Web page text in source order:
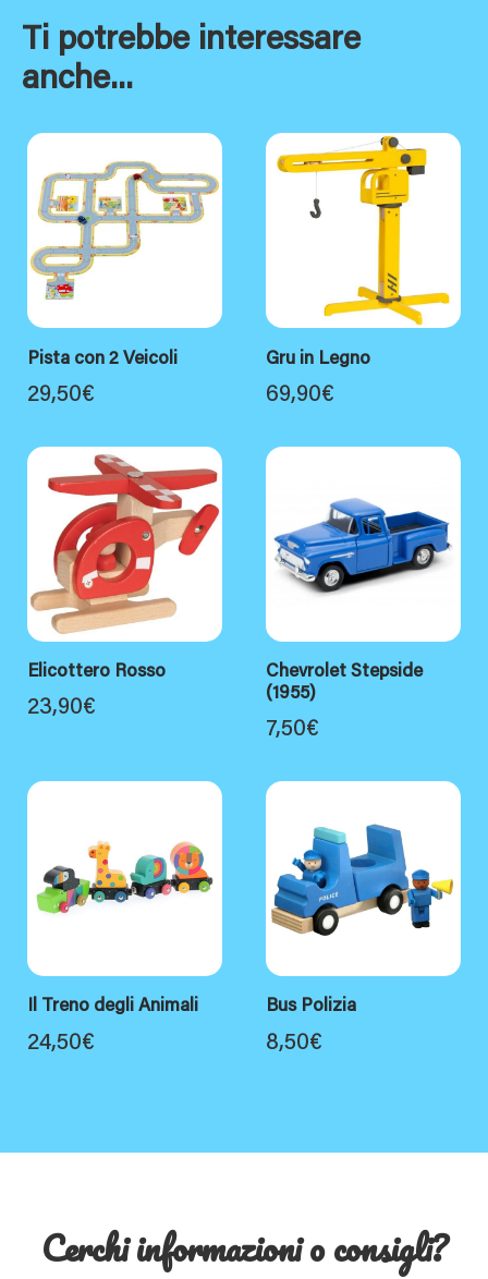
Ti potrebbe interessare
anche...
Pista con 2 Veicoli
29,50€
Gru in Legno
69,90€
Elicottero Rosso
23,90€
Chevrolet Stepside
(1955)
7,50€
Il Treno degli Animali
24,50€
Bus Polizia
8,50€
Cerchi informazioni o consigli?